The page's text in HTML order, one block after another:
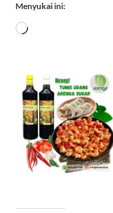
Menyukai ini:
Memuat...